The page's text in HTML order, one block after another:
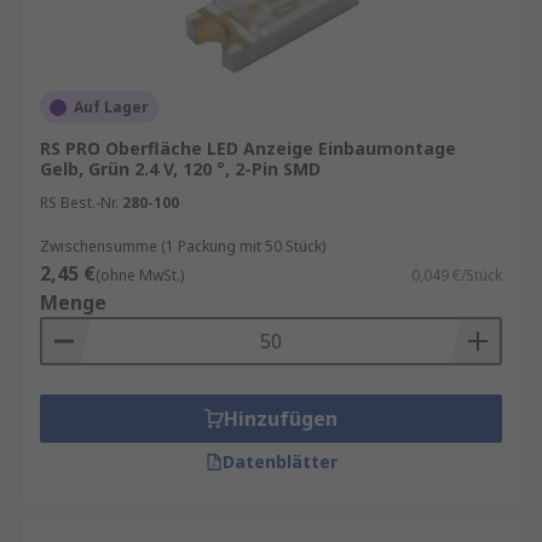
Wohnbeleuchtung: In Wohnhäusern
werden LEDs häufig für allgemeine
dekorative Zwecke verwendet. Ihre
Fähigkeit, warmes und kühles Licht zu
erzeugen, ermöglicht es den Nutzern, die
gewünschte Atmosphäre zu schaffen.
Vorteile von LEDs
Energieeffizienz:LEDs sind bekannt für
ihre hohe Energieeffizienz. Im Vergleich zu
sie bis zu 80% weniger Energie, was zu
erheblichen Kosteneinsparungen bei den
Stromrechnungen führt. Dies macht sie zu
Auf Lager
RS PRO Oberfläche LED Anzeige Einbaumontage
Gelb, Grün 2.4 V, 120 °, 2-Pin SMD
RS Best.-Nr. 280-100
Zwischensumme (1 Packung mit 50 Stück)
2,45 €(ohne MwSt.) 0,049 €/Stück
Menge
Hinzufügen
Datenblätter